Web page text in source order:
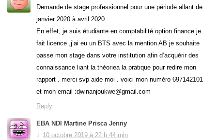
Demande de stage professionnel pour une période allant de
janvier 2020 à avril 2020
En effet, je suis étudiante en comptabilité option finance je
fait licence ,j’ai eu un BTS avec la mention AB je souhaite
passe mon stage dans votre institution afin d’acquérir des
connaissance liant la théoriea la pratique pour redire mon
rapport . merci svp aide moi . voici mon numéro 697142101
et mon email :dwinanjoukwe@gmail.com
Reply
EBA NDI Martine Prisca Jenny
10 octobre 2019 à 22 h 44 min